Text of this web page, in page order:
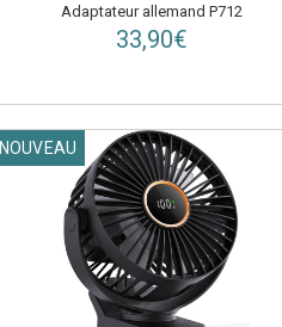
Adaptateur allemand P712
33,90€
NOUVEAU